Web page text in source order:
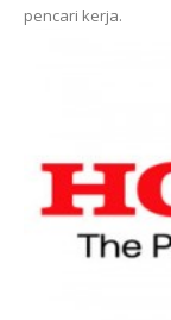
pencari kerja.